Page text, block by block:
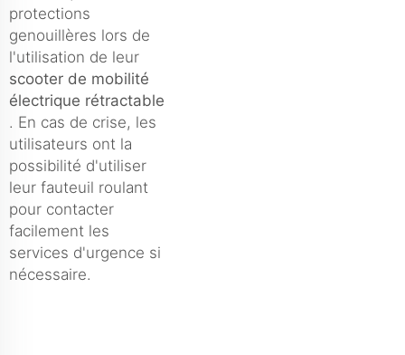
protections
genouillères lors de
l'utilisation de leur
scooter de mobilité
électrique rétractable
. En cas de crise, les
utilisateurs ont la
possibilité d'utiliser
leur fauteuil roulant
pour contacter
facilement les
services d'urgence si
nécessaire.